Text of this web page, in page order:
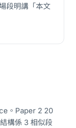
段明講「本文
。Paper 2 20
構係 3 相似段